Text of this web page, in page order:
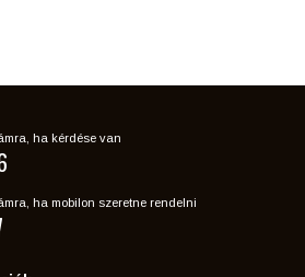
ha kérdése van
ha mobilon szeretne rendelni